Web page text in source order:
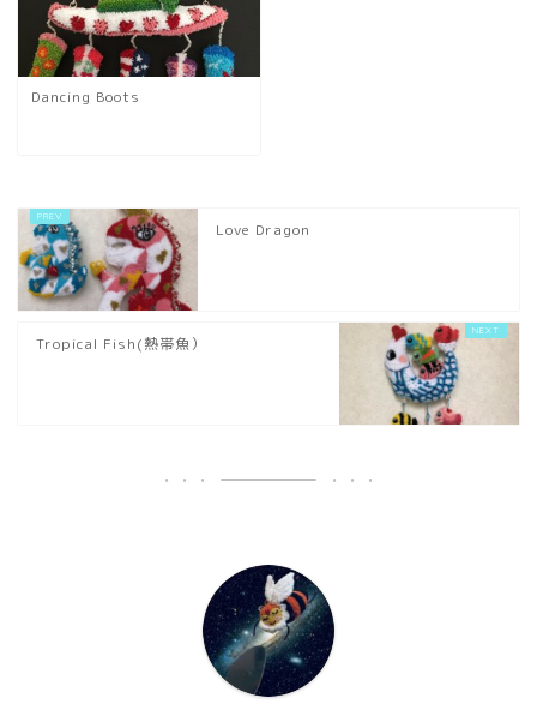
Dancing Boots
Love Dragon
Tropical Fish(熱帯魚）